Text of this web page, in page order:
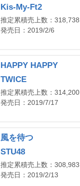
Kis-My-Ft2
推定累積売上数：318,738
発売日：2019/2/6
HAPPY HAPPY
TWICE
推定累積売上数：314,200
発売日：2019/7/17
風を待つ
STU48
推定累積売上数：308,983
発売日：2019/2/13